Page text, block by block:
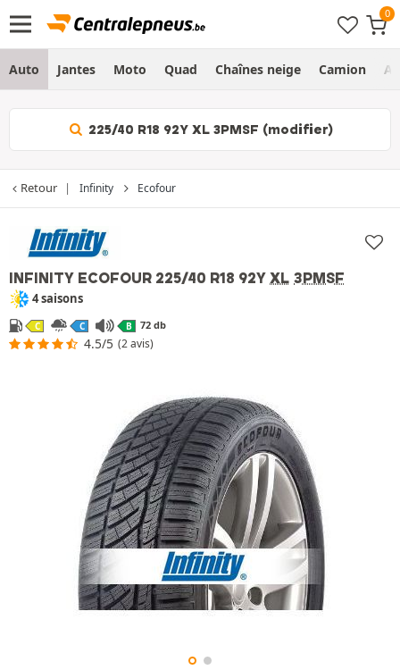
Auto Jantes Moto Quad Chaînes neige Camion
225/40 R18 92Y XL 3PMSF (modifier)
Retour Infinity Ecofour
INFINITY ECOFOUR 225/40 R18 92Y XL 3PMSF
4 saisons
C C B 72 db
4.5/5 (2 avis)